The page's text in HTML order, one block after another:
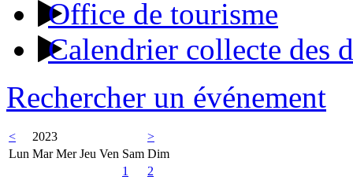
Office de tourisme
Calendrier collecte des
Rechercher un événement
< 2023
>
Lun Mar Mer Jeu Ven Sam Dim
1
2